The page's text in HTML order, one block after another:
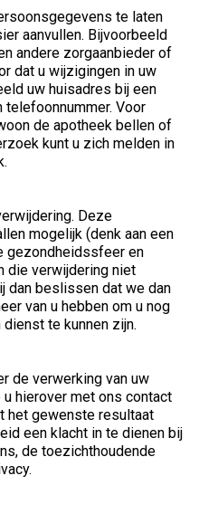
te laten
aanvullen. Bijvoorbeeld
andere zorgaanbieder of
dat u wijzigingen in uw
uw huisadres bij een
Voor
de apotheek bellen of
kunt u zich melden in
Deze
mogelijk (denk aan een
gezondheidssfeer en
die verwijdering niet
dan beslissen dat we dan
van u hebben om u nog
te kunnen zijn.
de verwerking van uw
hierover met ons contact
het gewenste resultaat
een klacht in te dienen bij
de toezichthoudende